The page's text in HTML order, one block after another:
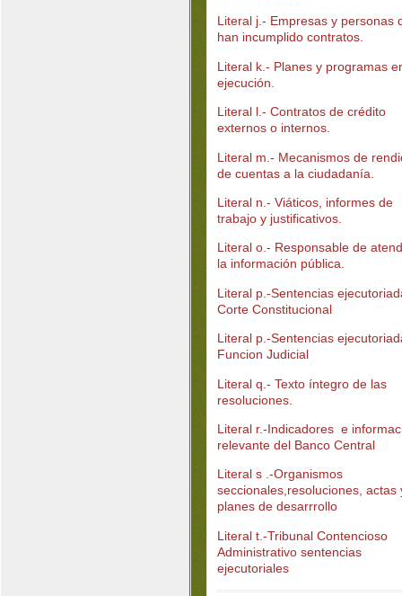
Literal j.- Empresas y personas
han incumplido contratos.
Literal k.- Planes y programas
ejecución.
Literal l.- Contratos de crédito
externos o internos.
Literal m.- Mecanismos de
de cuentas a la ciudadanía.
Literal n.- Viáticos, informes de
trabajo y justificativos.
Literal o.- Responsable de
la información pública.
Literal p.-Sentencias
Corte Constitucional
Literal p.-Sentencias
Funcion Judicial
Literal q.- Texto íntegro de las
resoluciones.
Literal r.-Indicadores e
relevante del Banco Central
Literal s .-Organismos
seccionales,resoluciones, actas
planes de desarrrollo
Literal t.-Tribunal Contencioso
Administrativo sentencias
ejecutoriales